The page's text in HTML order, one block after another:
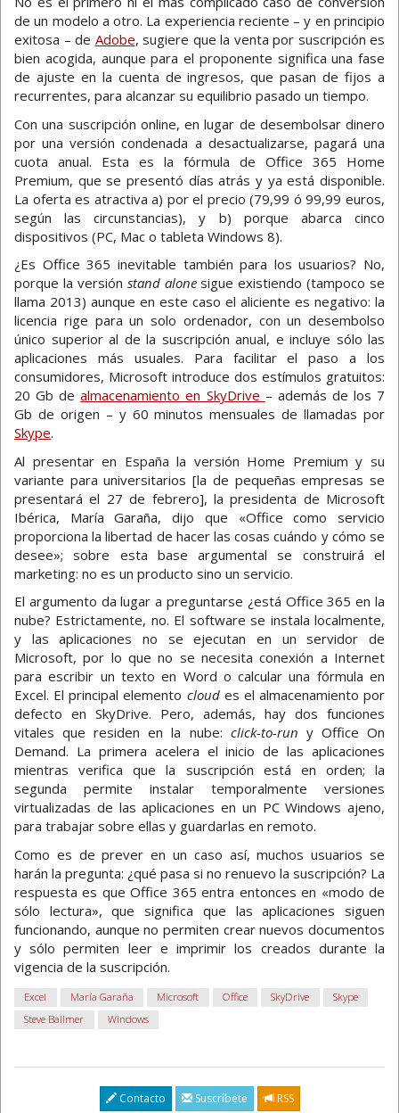
de un modelo a otro. La experiencia reciente – y en principio
exitosa – de Adobe, sugiere que la venta por suscripción es
bien acogida, aunque para el proponente significa una fase
de ajuste en la cuenta de ingresos, que pasan de fijos a
recurrentes, para alcanzar su equilibrio pasado un tiempo.
Con una suscripción online, en lugar de desembolsar dinero
por una versión condenada a desactualizarse, pagará una
cuota anual. Esta es la fórmula de Office 365 Home
Premium, que se presentó días atrás y ya está disponible.
La oferta es atractiva a) por el precio (79,99 ó 99,99 euros,
según las circunstancias), y b) porque abarca cinco
dispositivos (PC, Mac o tableta Windows 8).
¿Es Office 365 inevitable también para los usuarios? No,
porque la versión stand alonesigue existiendo (tampoco se
llama 2013) aunque en este caso el aliciente es negativo: la
licencia rige para un solo ordenador, con un desembolso
único superior al de la suscripción anual, e incluye sólo las
aplicaciones más usuales. Para facilitar el paso a los
consumidores, Microsoft introduce dos estímulos gratuitos:
20 Gb dealmacenamiento en SkyDrive – además de los 7
Gb de origen – y 60 minutos mensuales de llamadas por
Skype.
Al presentar en España la versión Home Premium y su
variante para universitarios [la de pequeñas empresas se
presentará el 27 de febrero], la presidenta de Microsoft
Ibérica, María Garaña, dijo que «Office como servicio
proporciona la libertad de hacer las cosas cuándo y cómo se
desee»; sobre esta base argumental se construirá el
marketing: no es un producto sino un servicio.
El argumento da lugar a preguntarse ¿está Office 365 en la
nube? Estrictamente, no. El software se instala localmente,
y las aplicaciones no se ejecutan en un servidor de
Microsoft, por lo que no se necesita conexión a Internet
para escribir un texto en Word o calcular una fórmula en
Excel. El principal elemento cloudes el almacenamiento por
defecto en SkyDrive. Pero, además, hay dos funciones
vitales que residen en la nube: click-to-run y Office On
Demand. La primera acelera el inicio de las aplicaciones
mientras verifica que la suscripción está en orden; la
segunda permite instalar temporalmente versiones
virtualizadas de las aplicaciones en un PC Windows ajeno,
para trabajar sobre ellas y guardarlas en remoto.
Como es de prever en un caso así, muchos usuarios se
harán la pregunta: ¿qué pasa si no renuevo la suscripción? La
respuesta es que Office 365 entra entonces en «modo de
sólo lectura», que significa que las aplicaciones siguen
funcionando, aunque no permiten crear nuevos documentos
y sólo permiten leer e imprimir los creados durante la
vigencia de la suscripción.
Excel María Garaña Microsoft Office SkyDrive
Skype
Steve Ballmer
Windows
Contacto Suscríbete RSS